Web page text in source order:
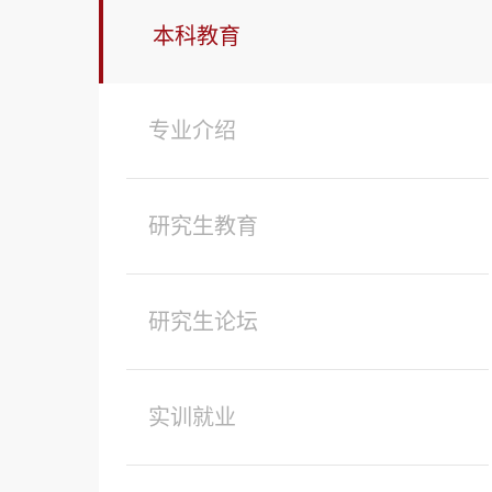
本科教育
专业介绍
研究生教育
研究生论坛
实训就业